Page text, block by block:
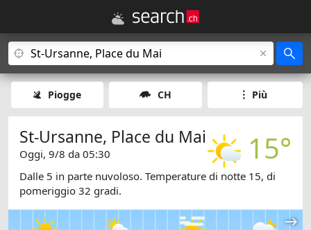
Piogge CH Più
15°
St-Ursanne, Place du Mai
Oggi, 9/8 da 05:30
Dalle 5 in parte nuvoloso. Temperature di notte 15, di
pomeriggio 32 gradi.